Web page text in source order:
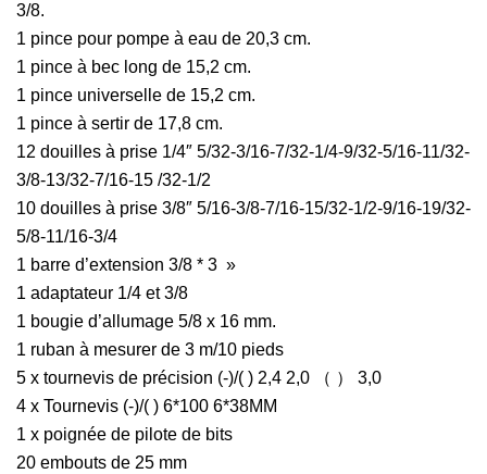
3/8.
1 pince pour pompe à eau de 20,3 cm.
1 pince à bec long de 15,2 cm.
1 pince universelle de 15,2 cm.
1 pince à sertir de 17,8 cm.
12 douilles à prise 1/4″ 5/32-3/16-7/32-1/4-9/32-5/16-11/32-
3/8-13/32-7/16-15 /32-1/2
10 douilles à prise 3/8″ 5/16-3/8-7/16-15/32-1/2-9/16-19/32-
5/8-11/16-3/4
1 barre d’extension 3/8 * 3 »
1 adaptateur 1/4 et 3/8
1 bougie d’allumage 5/8 x 16 mm.
1 ruban à mesurer de 3 m/10 pieds
5 x tournevis de précision (-)/( ) 2,4 2,0 ​​（ ） 3,0
4 x Tournevis (-)/( ) 6*100 6*38MM
1 x poignée de pilote de bits
20 embouts de 25 mm